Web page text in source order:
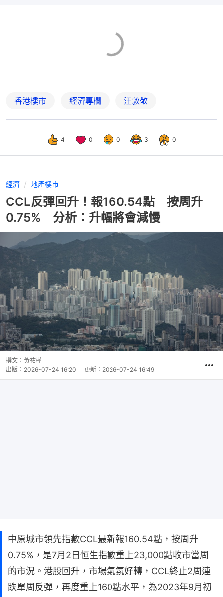
香港樓市 經濟專欄 汪敦敬
4 0 0 3 0
經濟 地產樓市
CCL反彈回升！報160.54點 按周升
0.75% 分析：升幅將會減慢
撰文： 黃祐樺
出版： 2026-07-24 16:20 更新： 2026-07-24 16:49
中原城市領先指數CCL最新報160.54點，按周升
0.75%，是7月2日恒生指數重上23,000點收市當周
的市況。港股回升，市場氣氛好轉，CCL終止2周連
跌單周反彈，再度重上160點水平，為2023年9月初